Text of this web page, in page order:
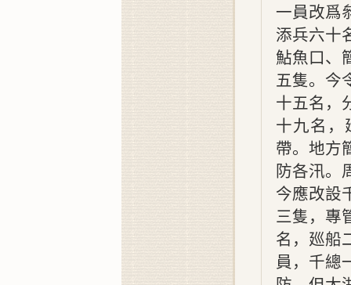
一員改爲
添兵六十
鮎魚口、
五隻。今
十五名，
十九名，
帶。地方
防各汛。
今應改設
三隻，專
名，廵船
員，千總